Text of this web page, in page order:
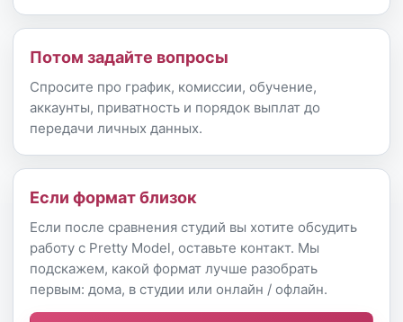
Потом задайте вопросы
Спросите про график, комиссии, обучение,
аккаунты, приватность и порядок выплат до
передачи личных данных.
Если формат близок
Если после сравнения студий вы хотите обсудить
работу с Pretty Model, оставьте контакт. Мы
подскажем, какой формат лучше разобрать
первым: дома, в студии или онлайн / офлайн.